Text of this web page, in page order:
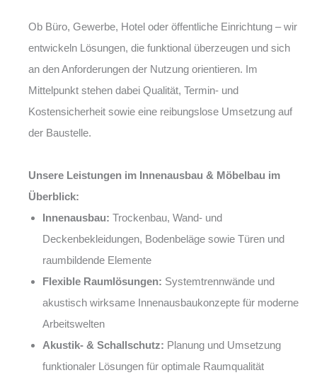
Ob Büro, Gewerbe, Hotel oder öffentliche Einrichtung – wir
entwickeln Lösungen, die funktional überzeugen und sich
an den Anforderungen der Nutzung orientieren. Im
Mittelpunkt stehen dabei Qualität, Termin- und
Kostensicherheit sowie eine reibungslose Umsetzung auf
der Baustelle.
Unsere Leistungen im Innenausbau & Möbelbau im
Überblick:
Innenausbau: Trockenbau, Wand- und
Deckenbekleidungen, Bodenbeläge sowie Türen und
raumbildende Elemente
Flexible Raumlösungen: Systemtrennwände und
akustisch wirksame Innenausbaukonzepte für moderne
Arbeitswelten
Akustik- & Schallschutz: Planung und Umsetzung
funktionaler Lösungen für optimale Raumqualität